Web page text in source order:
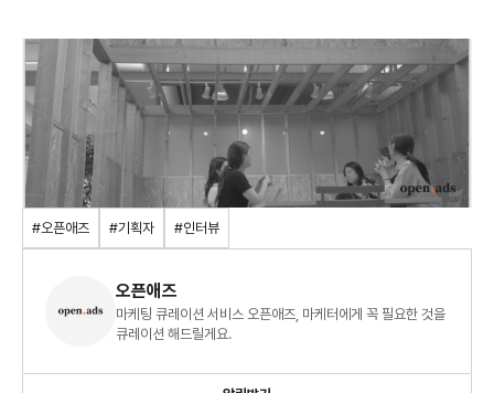
#오픈애즈 #기획자 #인터뷰
오픈애즈
마케팅 큐레이션 서비스 오픈애즈, 마케터에게 꼭 필요한 것을
큐레이션 해드릴게요.